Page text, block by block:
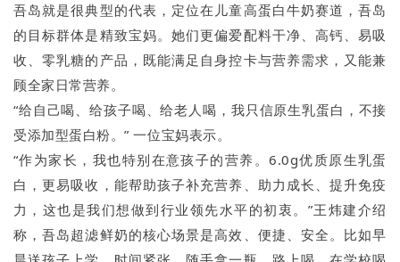
吾岛就是很典型的代表，定位在儿童高蛋白牛奶赛道，吾岛
的目标群体是精致宝妈。她们更偏爱配料干净、高钙、易吸
收、零乳糖的产品，既能满足自身控卡与营养需求，又能兼
顾全家日常营养。
“给自己喝、给孩子喝、给老人喝，我只信原生乳蛋白，不接
受添加型蛋白粉。” 一位宝妈表示。
“作为家长，我也特别在意孩子的营养。6.0g优质原生乳蛋
白，更易吸收，能帮助孩子补充营养、助力成长、提升免疫
力，这也是我们想做到行业领先水平的初衷。”王炜建介绍
称，吾岛超滤鲜奶的核心场景是高效、便捷、安全。比如早